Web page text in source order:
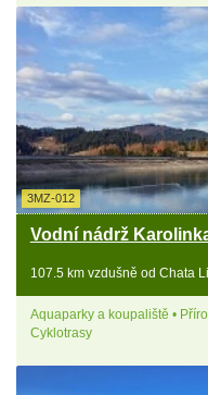
3MZ-012
Vodní nádrž
107.5 km vzdušně od Chata
Aquaparky a koupaliště •
Cyklotrasy